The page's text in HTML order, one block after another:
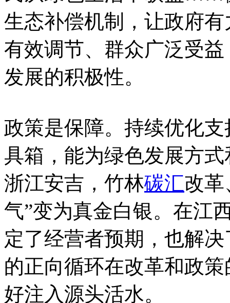
生态补偿机制，让政府
有效调节、群众广泛受
发展的积极性。
政策是保障。持续优化
具箱，能为绿色发展方
浙江安吉，竹林碳汇改革
气”变为真金白银。在江
定了经营者预期，也解
的正向循环在改革和政
好注入源头活水。